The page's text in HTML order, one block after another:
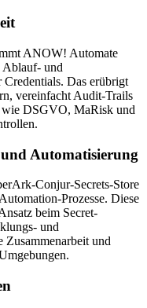
ANOW! Automate
Ablauf- und
Das erübrigt
vereinfacht Audit-Trails
wie DSGVO, MaRisk und
Automatisierung
Conjur-Secrets-Store
Prozesse. Diese
beim Secret-
und
Zusammenarbeit und